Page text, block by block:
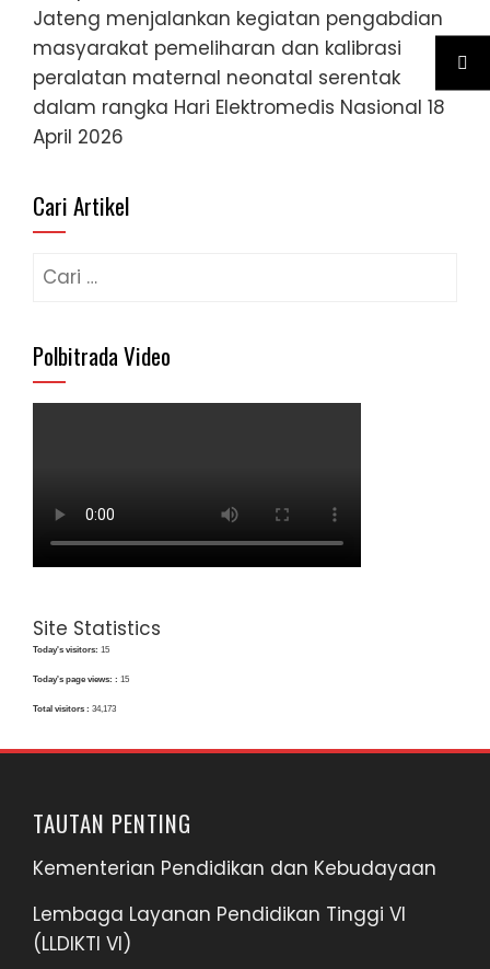
Jateng menjalankan kegiatan pengabdian
masyarakat pemeliharan dan kalibrasi
peralatan maternal neonatal serentak
dalam rangka Hari Elektromedis Nasional 18
April 2026
Cari Artikel
Cari
Polbitrada Video
Site Statistics
Today's visitors: 15
Today's page views: : 15
Total visitors : 34,173
TAUTAN PENTING
Kementerian Pendidikan dan Kebudayaan
Lembaga Layanan Pendidikan Tinggi VI
(LLDIKTI VI)